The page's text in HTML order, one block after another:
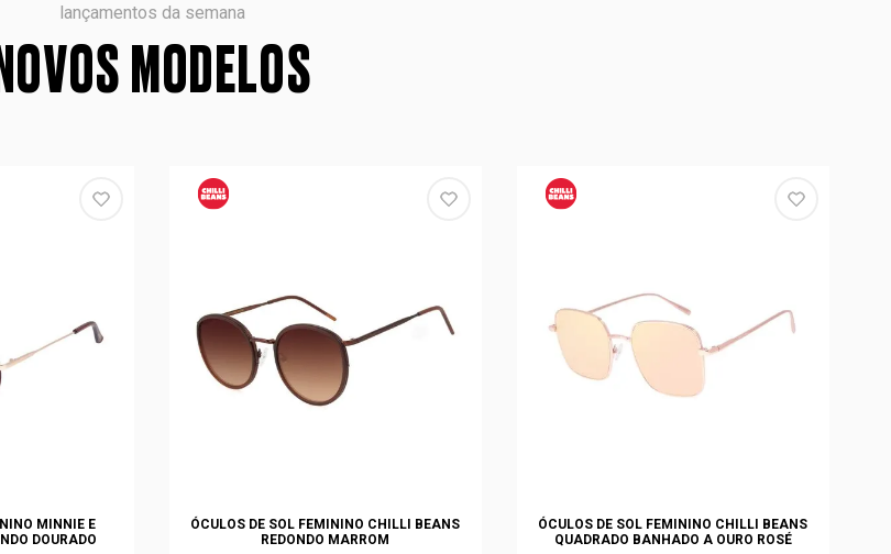
lançamentos da semana
NOVOS MODELOS
MINNIE E
DOURADO
ÓCULOS DE SOL FEMININO CHILLI BEANS
REDONDO MARROM
ÓCULOS DE SOL FEMININO CHILLI BEANS
QUADRADO BANHADO A OURO ROSÉ